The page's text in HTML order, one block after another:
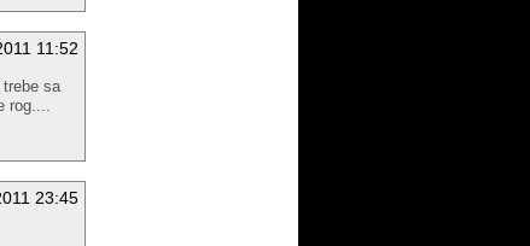
11:52
sa
rog....
23:45